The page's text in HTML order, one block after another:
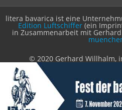
Fehlendes Buch melden
Newsletter bestellen
Benutzer
Login